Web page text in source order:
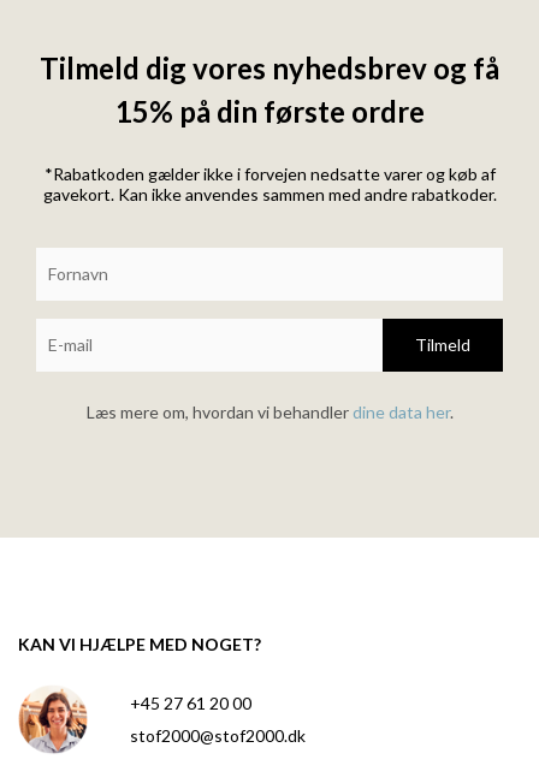
Tilmeld dig vores nyhedsbrev og få
15% på din første ordre
*Rabatkoden gælder ikke i forvejen nedsatte varer og køb af
gavekort. Kan ikke anvendes sammen med andre rabatkoder.
Tilmeld
Læs mere om, hvordan vi behandlerdine data her.
KAN VI HJÆLPE MED NOGET?
+45 27 61 20 00
stof2000@stof2000.dk